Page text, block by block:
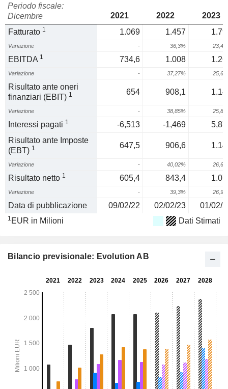
Periodo fiscale:
Dicembre
2021 2022
2023
Fatturato 1 1.069 1.457
Variazione - 36,3%
EBITDA 1 734,6 1.008
Variazione - 37,27%
Risultato ante oneri
finanziari (EBIT) 1 654 908,1
Variazione - 38,85%
Interessi pagati 1 -6,513 -1,469
Risultato ante Imposte
(EBT) 1 647,5 906,6
Variazione - 40,02%
Risultato netto 1 605,4 843,4
Variazione - 39,3%
Data di pubblicazione 09/02/22 02/02/23 01/02/
1 EUR in Milioni Dati Stimati
Bilancio previsionale: Evolution AB